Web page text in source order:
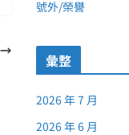
號外/榮譽
彙整
2026 年 7 月
2026 年 6 月